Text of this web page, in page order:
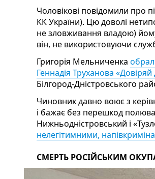
Чоловікові повідомили про
КК України). Цю доволі
не зловживання владою)
він, не використовуючи
Григорія Мельниченка
Геннадія Труханова «Довіряй
Білгород-Дністровського
Чиновник давно воює з
і бажає без перешкод
Нижньодністровський і
нелегітимними,
СМЕРТЬ РОСІЙСЬКИМ